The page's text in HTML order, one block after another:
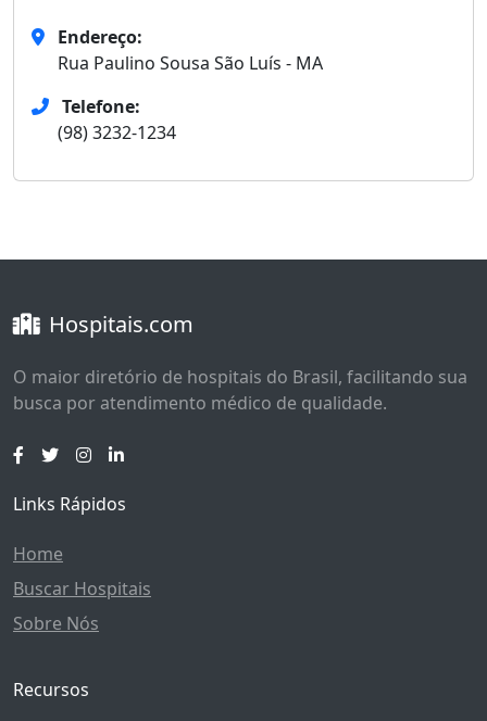
Endereço:
Rua Paulino Sousa São Luís - MA
Telefone:
(98) 3232-1234
Hospitais.com
O maior diretório de hospitais do Brasil, facilitando sua
busca por atendimento médico de qualidade.
Links Rápidos
Home
Buscar Hospitais
Sobre Nós
Recursos